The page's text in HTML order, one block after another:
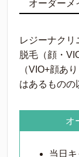
オーダーメ
レジーナク
脱毛（顔・
（VIO+顔あ
はあるものの
オ
当日